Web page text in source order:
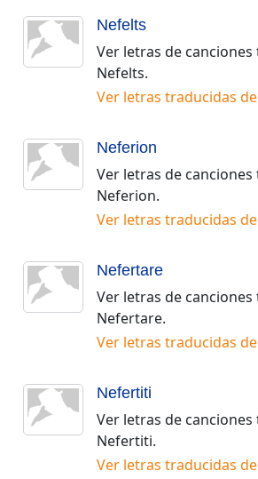
Nefelts
Ver letras de
Nefelts.
Ver letras traducidas de
Neferion
Ver letras de
Neferion.
Ver letras traducidas de
Nefertare
Ver letras de
Nefertare.
Ver letras traducidas de
Nefertiti
Ver letras de
Nefertiti.
Ver letras traducidas de